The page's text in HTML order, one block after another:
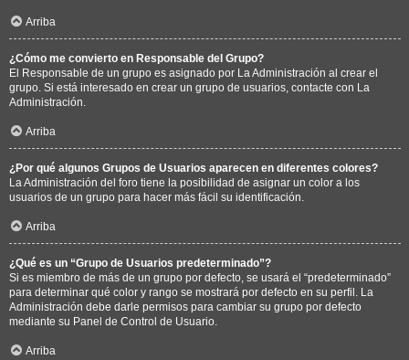
Arriba
¿Cómo me convierto en Responsable del Grupo?
El Responsable de un grupo es asignado por La Administración al crear el
grupo. Si está interesado en crear un grupo de usuarios, contacte con La
Administración.
Arriba
¿Por qué algunos Grupos de Usuarios aparecen en diferentes colores?
La Administración del foro tiene la posibilidad de asignar un color a los
usuarios de un grupo para hacer más fácil su identificación.
Arriba
¿Qué es un “Grupo de Usuarios predeterminado”?
Si es miembro de más de un grupo por defecto, se usará el “predeterminado”
para determinar qué color y rango se mostrará por defecto en su perfil. La
Administración debe darle permisos para cambiar su grupo por defecto
mediante su Panel de Control de Usuario.
Arriba